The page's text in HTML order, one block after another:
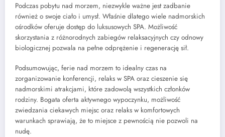
Podczas pobytu nad morzem, niezwykle ważne jest zadbanie
również o swoje ciało i umysł. Właśnie dlatego wiele nadmorskich
ośrodków oferuje dostęp do luksusowych SPA. Możliwość
skorzystania z różnorodnych zabiegów relaksacyjnych czy odnowy
biologicznej pozwala na pełne odprężenie i regenerację sił.
Podsumowując, ferie nad morzem to idealny czas na
zorganizowanie konferencji, relaks w SPA oraz cieszenie się
nadmorskimi atrakcjami, które zadowolą wszystkich członków
rodziny. Bogata oferta aktywnego wypoczynku, możliwość
zwiedzania ciekawych miejsc oraz relaks w komfortowych
warunkach sprawiają, że to miejsce z pewnością nie pozwoli na
nudę.